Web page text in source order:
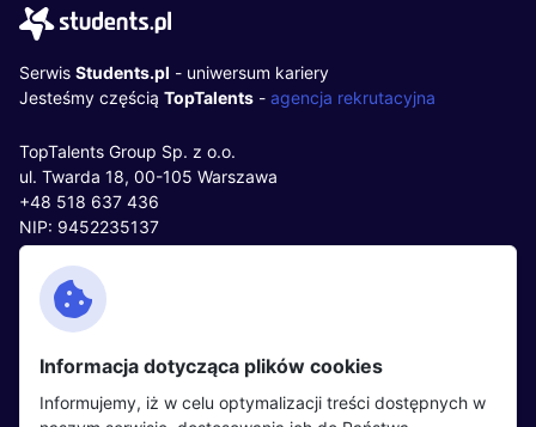
Serwis Students.pl - uniwersum kariery
Jesteśmy częścią TopTalents - agencja rekrutacyjna
TopTalents Group Sp. z o.o.
ul. Twarda 18, 00-105 Warszawa
+48 518 637 436
NIP: 9452235137
Kontakt
Facebook
Twitter
LinkedIn
Partnerzy
Wydarzenia
Informacja dotycząca plików cookies
Informujemy, iż w celu optymalizacji treści dostępnych w